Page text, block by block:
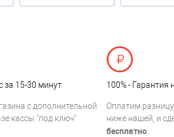
за 15-30 минут
с дополнительной
кассы "под ключ"
100% - Гарантия
Оплатим
ниже нашей, и
бесплатно